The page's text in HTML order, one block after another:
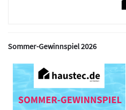
Sommer-Gewinnspiel 2026